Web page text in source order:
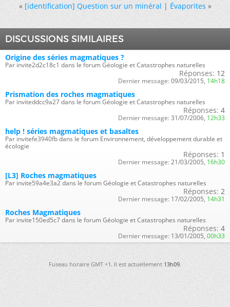
« [identification] Question sur un minéral|Évaporites »
DISCUSSIONS SIMILAIRES
Origine des séries magmatiques ?
Par invite2d2c18c1 dans le forum Géologie et Catastrophes naturelles
Réponses: 12
Dernier message: 09/03/2015, 14h18
Prismation des roches magmatiques
Par inviteddcc9a27 dans le forum Géologie et Catastrophes naturelles
Réponses: 4
Dernier message: 31/07/2006, 12h33
help ! séries magmatiques et basaltes
Par invitefe3940fb dans le forum Environnement, développement durable et
écologie
Réponses: 1
Dernier message: 21/03/2005, 16h30
[L3] Roches magmatiques
Par invite59a4e3a2 dans le forum Géologie et Catastrophes naturelles
Réponses: 2
Dernier message: 17/02/2005, 14h31
Roches Magmatiques
Par invite150ed5c7 dans le forum Géologie et Catastrophes naturelles
Réponses: 4
Dernier message: 13/01/2005, 00h33
Fuseau horaire GMT +1. Il est actuellement13h09.